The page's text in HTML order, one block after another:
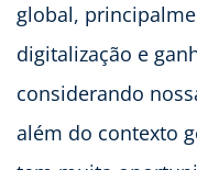
global,
digitalização e
considerando
além do contexto